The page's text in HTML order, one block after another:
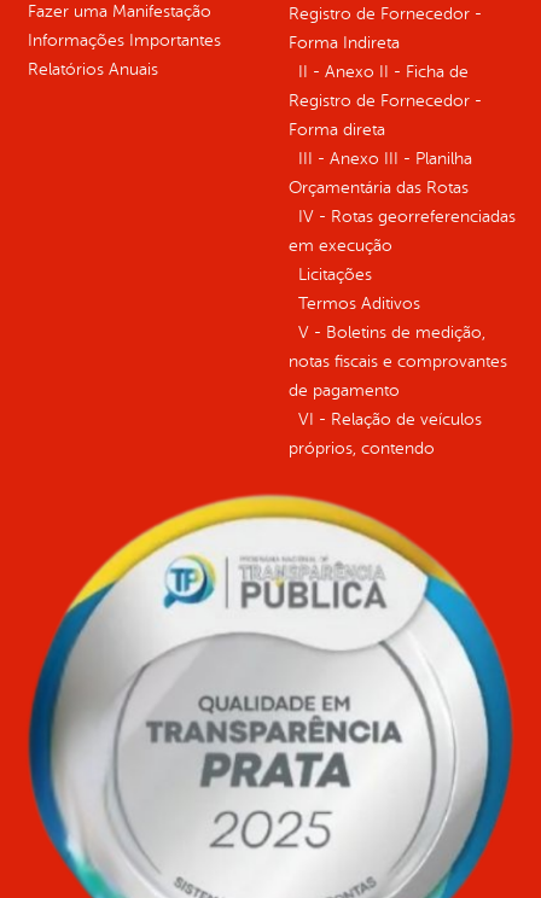
Fazer uma Manifestação
Informações Importantes
Relatórios Anuais
Registro de Fornecedor -
Forma Indireta
II - Anexo II - Ficha de
Registro de Fornecedor -
Forma direta
III - Anexo III - Planilha
Orçamentária das Rotas
IV - Rotas georreferenciadas
em execução
Licitações
Termos Aditivos
V - Boletins de medição,
notas fiscais e comprovantes
de pagamento
VI - Relação de veículos
próprios, contendo